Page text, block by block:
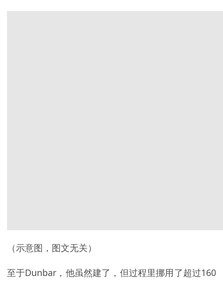
（示意图，图文无关）
至于Dunbar，他虽然建了，但过程里挪用了超过160